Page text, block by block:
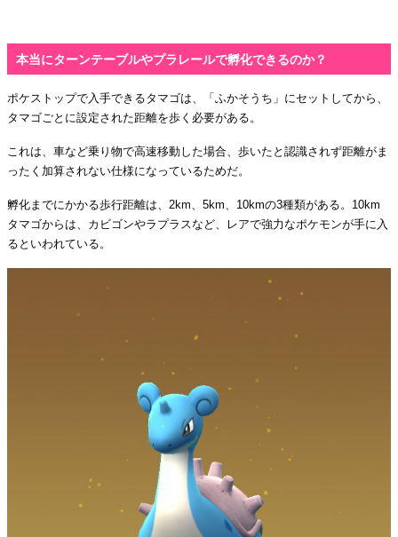
本当にターンテーブルやプラレールで孵化できるのか？
ポケストップで入手できるタマゴは、「ふかそうち」にセットしてから、
タマゴごとに設定された距離を歩く必要がある。
これは、車など乗り物で高速移動した場合、歩いたと認識されず距離がま
ったく加算されない仕様になっているためだ。
孵化までにかかる歩行距離は、2km、5km、10kmの3種類がある。10km
タマゴからは、カビゴンやラプラスなど、レアで強力なポケモンが手に入
るといわれている。